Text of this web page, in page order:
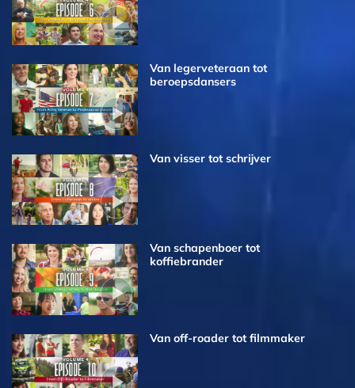
Van legerveteraan tot
beroepsdansers
Van visser tot schrijver
Van schapenboer tot
koffiebrander
Van off-roader tot filmmaker